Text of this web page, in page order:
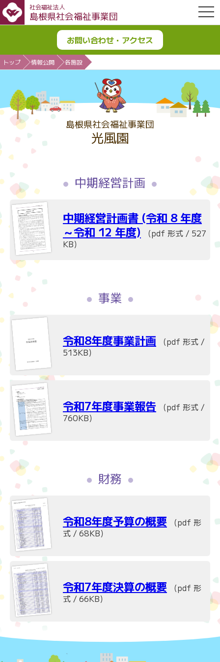
社会福祉法人
島根県社会福祉事業団
お問い合わせ・アクセス
トップ 情報公開 各施設
島根県社会福祉事業団
光風園
中期経営計画
中期経営計画書 (令和 8 年度
～令和 12 年度) （pdf 形式 / 527
KB）
事業
令和8年度事業計画 （pdf 形式 /
513KB）
令和7年度事業報告 （pdf 形式 /
760KB）
財務
令和8年度予算の概要 （pdf 形
式 / 68KB）
令和7年度決算の概要 （pdf 形
式 / 66KB）